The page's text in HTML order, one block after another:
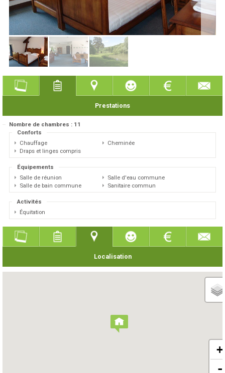
Prestations
Nombre de chambres : 11
Conforts
Chauffage
Cheminée
Draps et linges compris
Équipements
Salle de réunion
Salle d'eau commune
Salle de bain commune
Sanitaire commun
Activités
Équitation
Localisation
+
-